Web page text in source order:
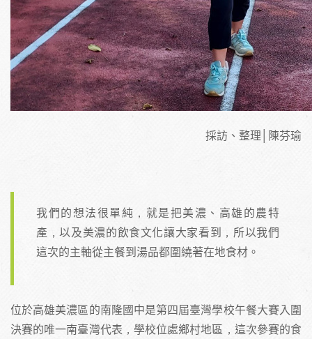
採訪、整理│陳芬瑜
我們的想法很單純，就是把美濃、高雄的農特
產，以及美濃的飲食文化讓大家看到，所以我們
這次的主軸從主餐到湯品都圍繞著在地食材。
位於高雄美濃區的南隆國中是第四屆臺灣學校午餐大賽入圍
決賽的唯一南臺灣代表，學校位處鄉村地區，這次參賽的食